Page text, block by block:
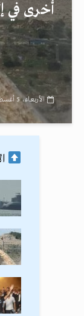
أخرى في
الأربعاء، 5 أغسطس 2026، 6:44 ص